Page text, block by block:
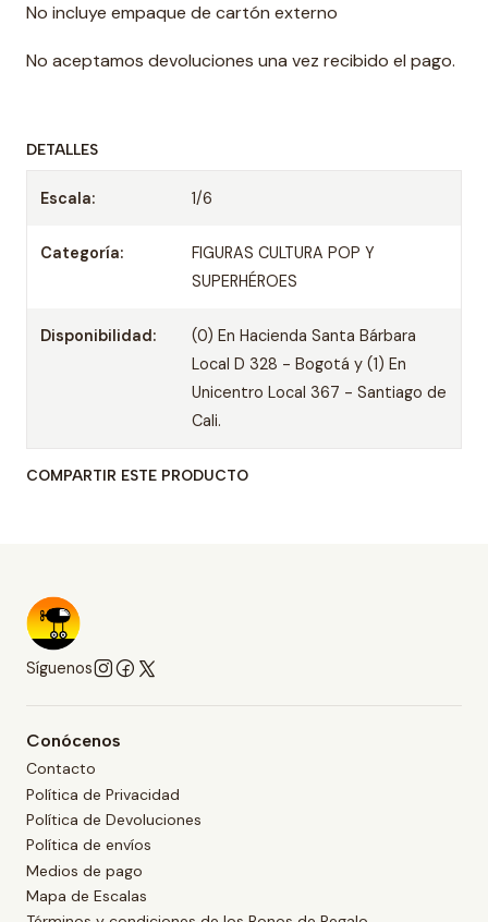
No incluye empaque de cartón externo
No aceptamos devoluciones una vez recibido el pago.
DETALLES
Escala: 1/6
Categoría:
FIGURAS CULTURA POP Y
SUPERHÉROES
Disponibilidad:
(0) En Hacienda Santa Bárbara
Local D 328 - Bogotá y (1) En
Unicentro Local 367 - Santiago de
Cali.
COMPARTIR ESTE PRODUCTO
Síguenos
Conócenos
Contacto
Política de Privacidad
Política de Devoluciones
Política de envíos
Medios de pago
Mapa de Escalas